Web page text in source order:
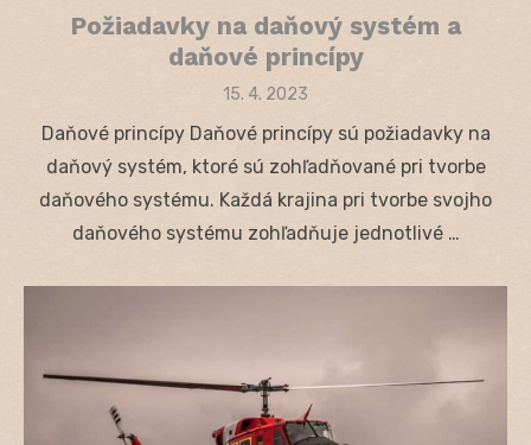
Požiadavky na daňový systém a
daňové princípy
Posted
15. 4. 2023
Daňové princípy Daňové princípy sú požiadavky na
daňový systém, ktoré sú zohľadňované pri tvorbe
daňového systému. Každá krajina pri tvorbe svojho
daňového systému zohľadňuje jednotlivé …